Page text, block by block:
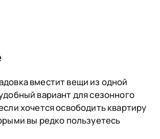
вместит вещи из одной
вариант для сезонного
хочется освободить квартиру
вы редко пользуетесь